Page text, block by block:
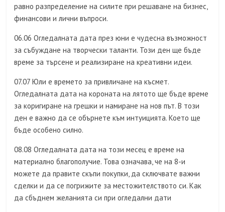
равно разпределение на силите при решаване на бизнес,
финансови и лични въпроси.
06.06 Огледалната дата през юни е чудесна възможност
за събуждане на творчески таланти. Този ден ще бъде
време за търсене и реализиране на креативни идеи.
07.07 Юли е времето за привличане на късмет.
Огледалната дата на короната на лятото ще бъде време
за коригиране на грешки и намиране на нов път. В този
ден е важно да се обърнете към интуицията. Което ще
бъде особено силно.
08.08 Огледалната дата на този месец е време на
материално благополучие. Това означава, че на 8-и
можете да правите скъпи покупки, да сключвате важни
сделки и да се погрижите за местожителството си. Как
да сбъднем желанията си при огледални дати